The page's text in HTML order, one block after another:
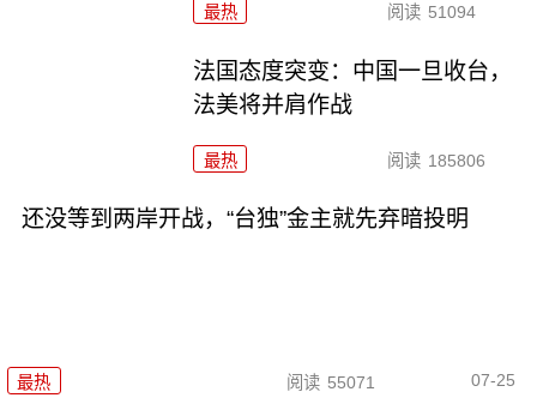
最热 阅读 51094
法国态度突变：中国一旦收台，
法美将并肩作战
最热 阅读 185806
还没等到两岸开战，“台独”金主就先弃暗投明
最热 阅读 55071 07-25